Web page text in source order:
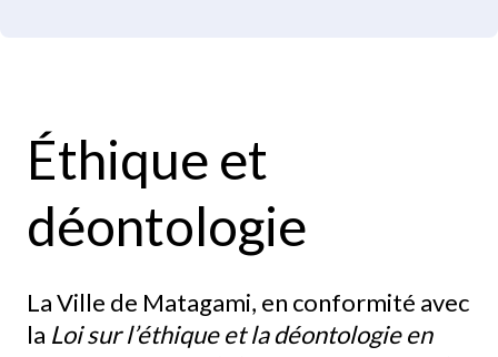
Éthique et
déontologie
La Ville de Matagami, en conformité avec
la Loi sur l’éthique et la déontologie en